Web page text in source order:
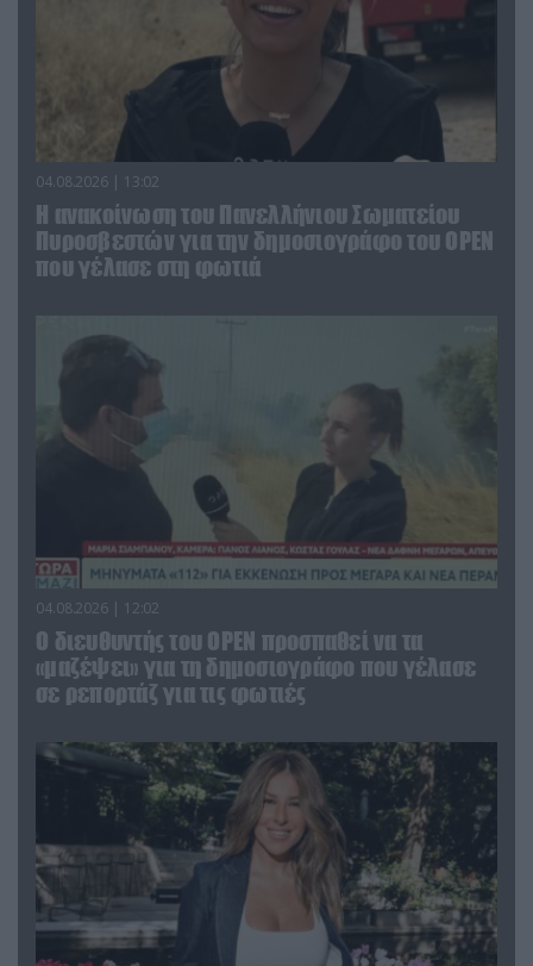
04.08.2026 | 13:02
Η ανακοίνωση του Πανελλήνιου Σωματείου
Πυροσβεστών για την δημοσιογράφο του OPEN
που γέλασε στη φωτιά
04.08.2026 | 12:02
O διευθυντής του OPEN προσπαθεί να τα
«μαζέψει» για τη δημοσιογράφο που γέλασε
σε ρεπορτάζ για τις φωτιές